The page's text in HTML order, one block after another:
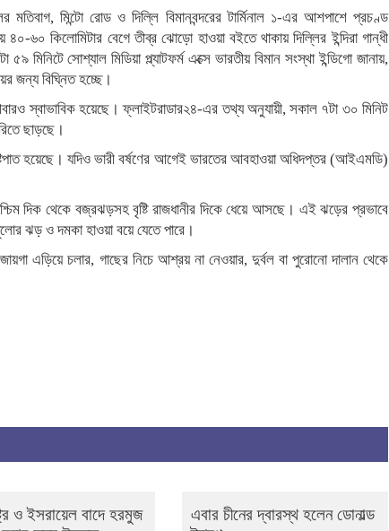
মতিবাগ, মিন্টো রোড ও দিল্লি বিমানবন্দরের টার্মিনাল ১-এর আশপাশে প্রচণ্ড
৬০ কিলোমিটার বেগে তীব্র ঝোড়ো হাওয়া বইতে থাকায় দিল্লির ইন্দিরা গান্ধী
মিনিটে সোশ্যাল মিডিয়া প্ল্যাটফর্ম এক্সে ভারতীয় বিমান সংস্থা ইন্ডিগো জানায়,
জন্য বিঘ্নিত হচ্ছে।
স্বাভাবিক হয়েছে। ফ্লাইটরাডার২৪-এর তথ্য অনুযায়ী, সকাল ৭টা ৩০ মিনিট
ছাড়ছে।
হয়েছে। যদিও ভারী বর্ষণের আগেই ভারতের আবহাওয়া অধিদপ্তর (আইএমডি)
দিক থেকে বজ্রঝড়সহ বৃষ্টি রাজধানীর দিকে ধেয়ে আসছে। এই ঝড়ের প্রভাবে
ঝড় ও দমকা হাওয়া বয়ে যেতে পারে।
এড়িয়ে চলার, গাছের নিচে আশ্রয় না নেওয়ার, দুর্বল বা পুরোনো দালান থেকে
ও ইসরায়েল বাদে হরমুজ
এবার চীনের দ্বারস্থ হলেন ডোনাল্ড